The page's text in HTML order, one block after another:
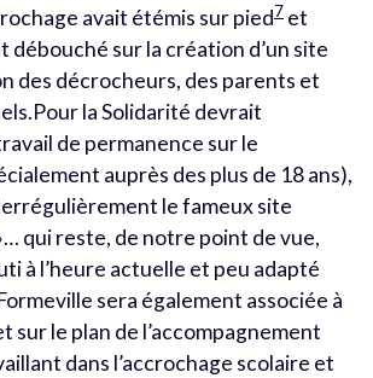
avait étémis sur pied7 et
débouché sur la création d’un site
des décrocheurs, des parents et
la Solidarité devrait
de permanence sur le
auprès des plus de 18 ans),
le fameux site
qui reste, de notre point de vue,
à l’heure actuelle et peu adapté
sera également associée à
sur le plan de l’accompagnement
dans l’accrochage scolaire et